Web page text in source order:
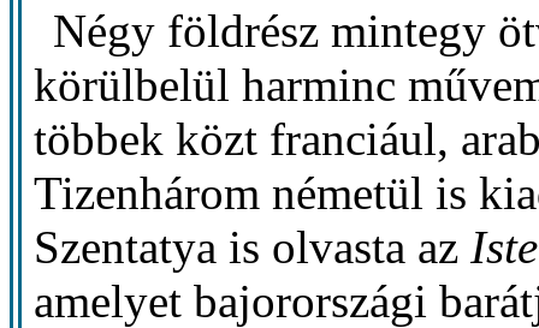
Négy földrész mintegy
körülbelül harminc
többek közt franciául,
Tizenhárom németül is
Szentatya is olvasta az
amelyet bajorországi